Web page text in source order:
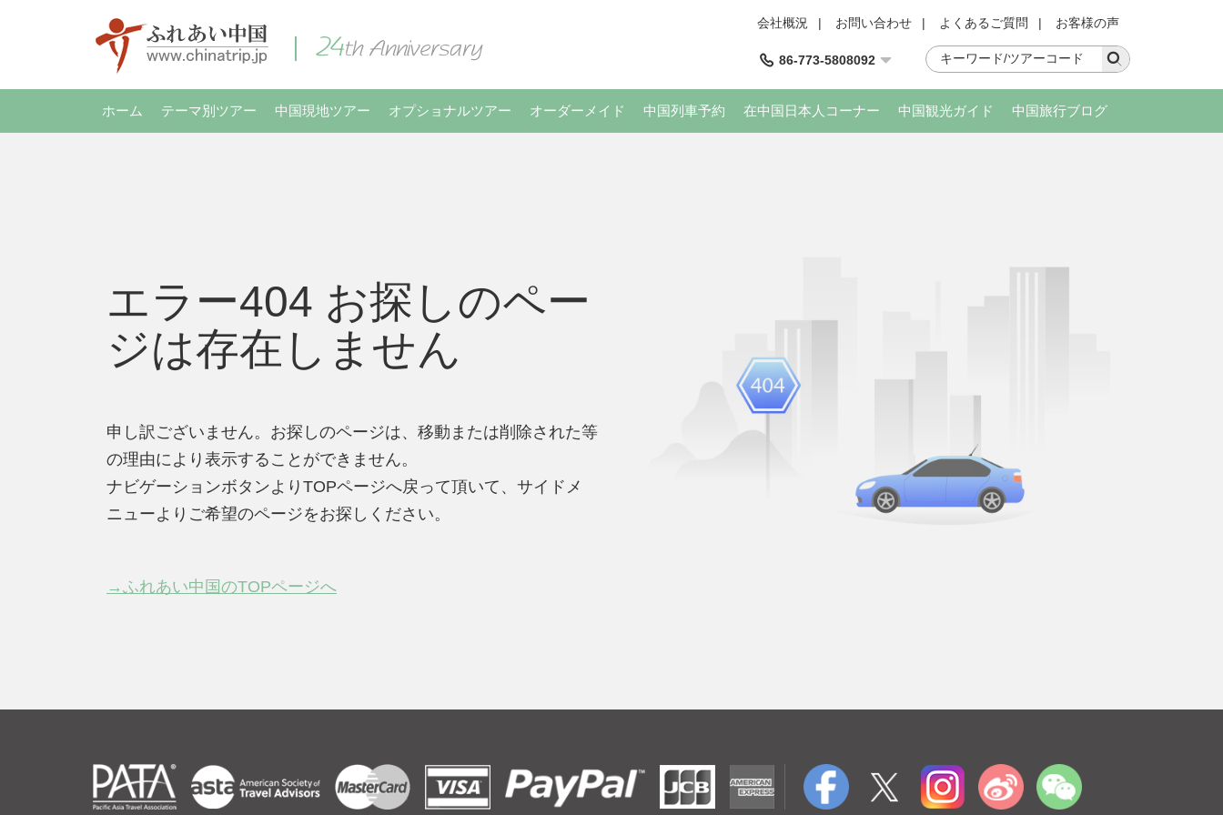
会社概況 | お問い合わせ | よくあるご質問 | お客様の声
86-773-5808092
ホーム テーマ別ツアー 中国現地ツアー オプショナルツアー オーダーメイド 中国列車予約 在中国日本人コーナー 中国観光ガイド 中国旅行ブログ
エラー404 お探しのペー
ジは存在しません
申し訳ございません。お探しのページは、移動または削除された等
の理由により表示することができません。
ナビゲーションボタンよりTOPページへ戻って頂いて、サイドメ
ニューよりご希望のページをお探しください。
→ふれあい中国のTOPページへ